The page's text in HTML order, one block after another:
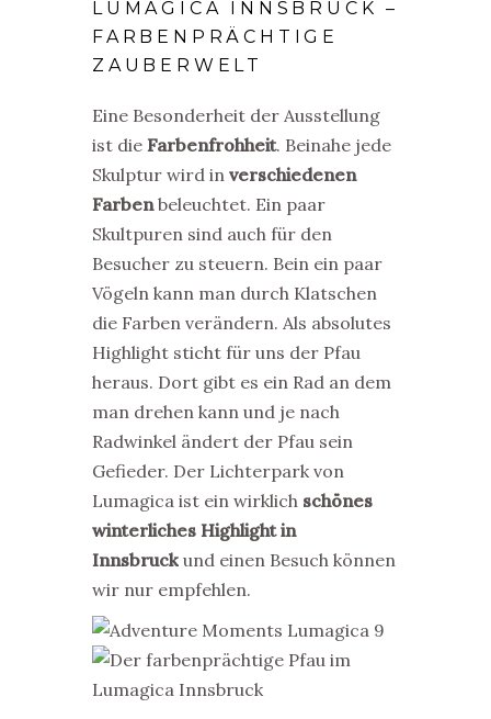
LUMAGICA INNSBRUCK –
FARBENPRÄCHTIGE
ZAUBERWELT
Eine Besonderheit der Ausstellung
ist die Farbenfrohheit. Beinahe jede
Skulptur wird in verschiedenen
Farbenbeleuchtet. Ein paar
Skultpuren sind auch für den
Besucher zu steuern. Bein ein paar
Vögeln kann man durch Klatschen
die Farben verändern. Als absolutes
Highlight sticht für uns der Pfau
heraus. Dort gibt es ein Rad an dem
man drehen kann und je nach
Radwinkel ändert der Pfau sein
Gefieder. Der Lichterpark von
Lumagica ist ein wirklich schönes
winterliches Highlight in
Innsbruck und einen Besuch können
wir nur empfehlen.